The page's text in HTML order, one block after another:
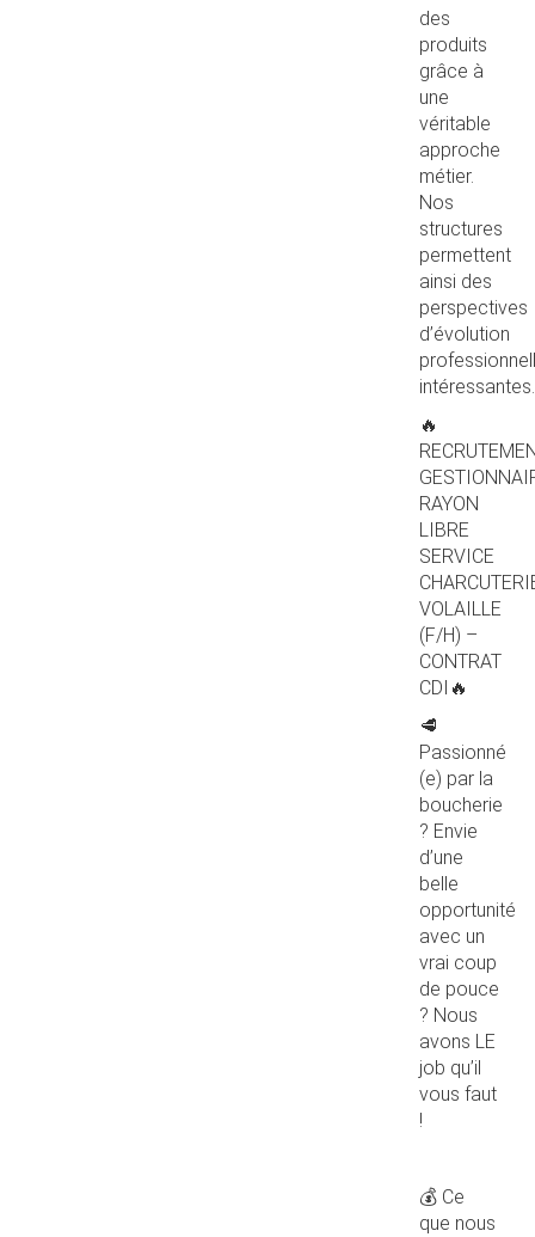
des
produits
grâce à
une
véritable
approche
métier.
Nos
structures
permettent
ainsi des
perspectives
d’évolution
intéressantes.
🔥
RAYON
LIBRE
SERVICE
VOLAILLE
(F/H) –
CONTRAT
CDI🔥
🥩
Passionné
(e) par la
boucherie
? Envie
d’une
belle
opportunité
avec un
vrai coup
de pouce
? Nous
avons LE
job qu’il
vous faut
!
💰 Ce
que nous